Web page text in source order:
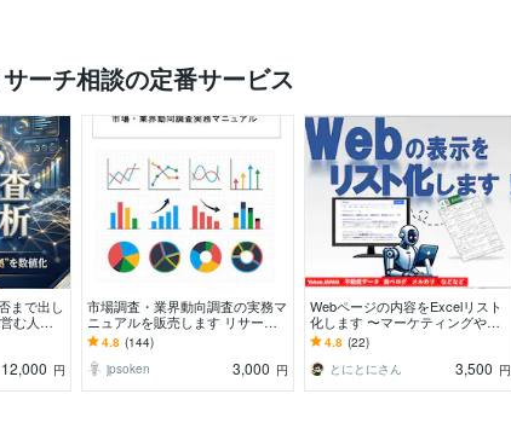
ーチ相談の定番サービス
まで出し
む人間
12,000 円
市場調査・業界動向調査の実務マ
ニュアルを販売します リサーチ
ャーや調査発注者の為の基本的な
スキルアップ資料です
4.8 (144)
jpsoken
3,000 円
Webページの内容をExcelリスト
化します 〜マーケティングや問
い合わせフォームでのPRに利
用〜
4.8 (22)
とにとにさん
3,500 円